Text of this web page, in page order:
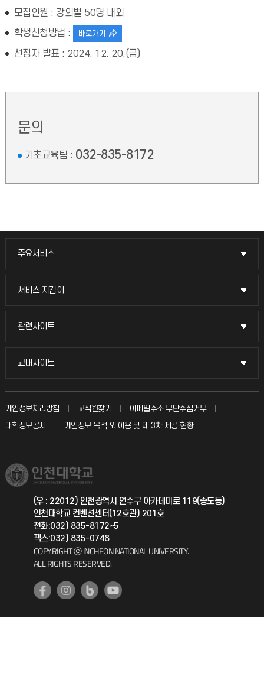
모집인원 : 강의별 50명 내외
학생신청방법 :
바로가기
선정자 발표 : 2024. 12. 20.(금)
문의
기초교육팀 : 032-835-8172
주요서비스
주요서비스
교무회의방송
입학안내
취업정보(학생)
서비스 지킴이
서비스 지킴이
묻고 답하기
칭찬마당
학생서비스 지킴이
관련사이트
관련사이트
국방헬프콜
총동문회
교내사이트
교내사이트
교수회
교육혁신본부
국제지원과
공자아카데미
기초교육원
개인정보처리방침 교직원찾기
이메일주소 무단수집거부
대학정보공시
개인정보 목적 외 이용 및 제 3차 제공 현황
(우 : 22012) 인천광역시 연수구 아카데미로 119(송도동)
인천대학교 컨벤션센터(12호관) 201호
전화:032) 835-8172~5
팩스:032) 835-0748
COPYRIGHT ⓒ INCHEON NATIONAL UNIVERSITY.
ALL RIGHTS RESERVED.